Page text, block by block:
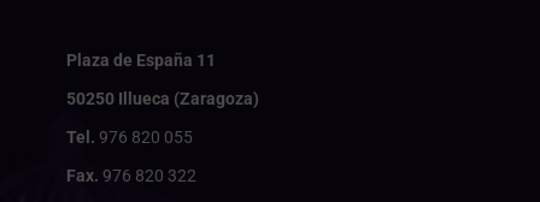
Plaza de España 11
50250 Illueca (Zaragoza)
Tel. 976 820 055
Fax. 976 820 322